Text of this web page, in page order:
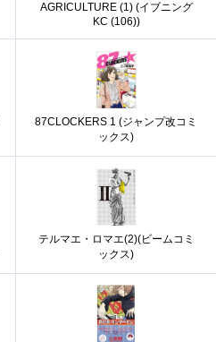
AGRICULTURE (1) (イブニング
KC (106))
87CLOCKERS 1 (ジャンプ改コミ
ックス)
テルマエ・ロマエ(2)(ビームコミ
ックス)